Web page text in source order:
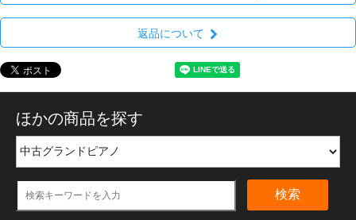
返品について
ほかの商品を探す
検索